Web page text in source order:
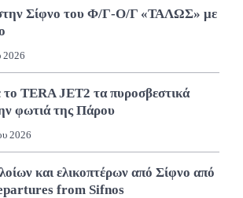
Σίφνο του Φ/Γ-Ο/Γ «ΤΑΛΩΣ» με
2026
TERA JET2 τα πυροσβεστικά
φωτιά της Πάρου
2026
και ελικοπτέρων από Σίφνο από
from Sifnos